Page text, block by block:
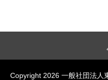
Copyright 2026 一般社団法人